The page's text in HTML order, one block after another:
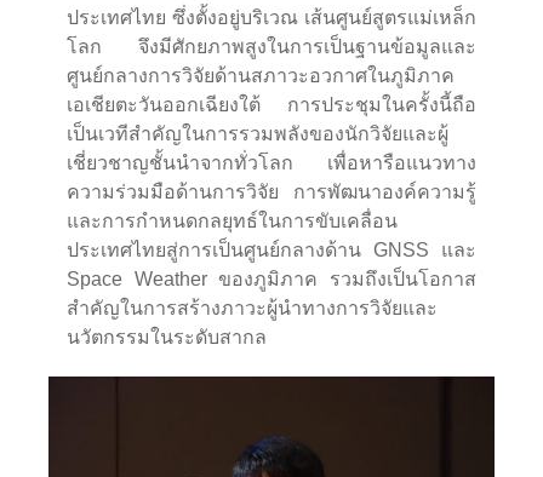
ประเทศไทย ซึ่งตั้งอยู่บริเวณ เส้นศูนย์สูตรแม่เหล็ก
โลก จึงมีศักยภาพสูงในการเป็นฐานข้อมูลและ
ศูนย์กลางการวิจัยด้านสภาวะอวกาศในภูมิภาค
เอเชียตะวันออกเฉียงใต้ การประชุมในครั้งนี้ถือ
เป็นเวทีสำคัญในการรวมพลังของนักวิจัยและผู้
เชี่ยวชาญชั้นนำจากทั่วโลก เพื่อหารือแนวทาง
ความร่วมมือด้านการวิจัย การพัฒนาองค์ความรู้
และการกำหนดกลยุทธ์ในการขับเคลื่อน
ประเทศไทยสู่การเป็นศูนย์กลางด้าน GNSS และ
Space Weather ของภูมิภาค รวมถึงเป็นโอกาส
สำคัญในการสร้างภาวะผู้นำทางการวิจัยและ
นวัตกรรมในระดับสากล